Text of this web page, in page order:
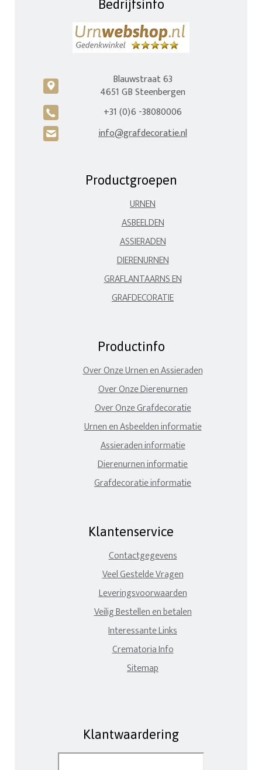
Bedrijfsinfo
c
Blauwstraat 63
4651 GB Steenbergen
A +31 (0)6 -38080006
H info@grafdecoratie.nl
Productgroepen
URNEN
ASBEELDEN
ASSIERADEN
DIERENURNEN
GRAFLANTAARNS EN
GRAFDECORATIE
Productinfo
Over Onze Urnen en Assieraden
Over Onze Dierenurnen
Over Onze Grafdecoratie
Urnen en Asbeelden informatie
Assieraden informatie
Dierenurnen informatie
Grafdecoratie informatie
Klantenservice
Contactgegevens
Veel Gestelde Vragen
Leveringsvoorwaarden
Veilig Bestellen en betalen
Interessante Links
Crematoria Info
Sitemap
Klantwaardering